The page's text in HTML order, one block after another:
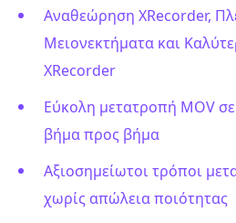
Αναθεώρηση XRecorder,
Μειονεκτήματα και
XRecorder
Εύκολη μετατροπή MOV
βήμα προς βήμα
Αξιοσημείωτοι τρόποι
χωρίς απώλεια ποιότητας